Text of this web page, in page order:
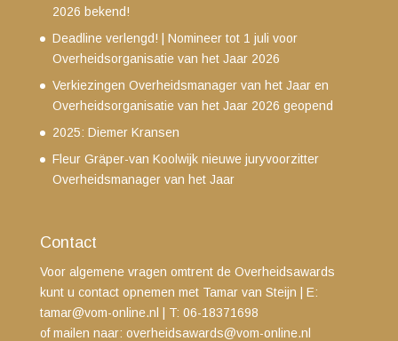
2026 bekend!
Deadline verlengd! | Nomineer tot 1 juli voor
Overheidsorganisatie van het Jaar 2026
Verkiezingen Overheidsmanager van het Jaar en
Overheidsorganisatie van het Jaar 2026 geopend
2025: Diemer Kransen
Fleur Gräper-van Koolwijk nieuwe juryvoorzitter
Overheidsmanager van het Jaar
Contact
Voor algemene vragen omtrent de Overheidsawards
kunt u contact opnemen met Tamar van Steijn | E:
tamar@vom-online.nl
T: 06-18371698
of mailen naar: overheidsawards@vom-online.nl